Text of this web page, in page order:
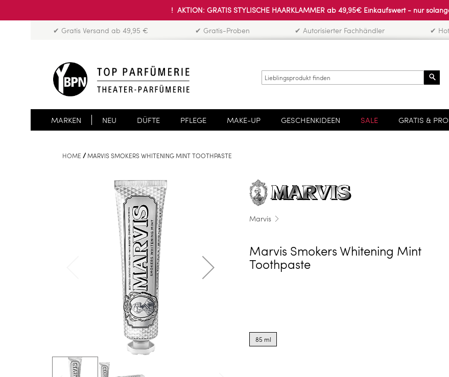
! AKTION: GRATIS STYLISCHE HAARKLAMMER ab 49,95€ Einkaufswert - nur
✔ Gratis Versand ab 49,95 € ✔ Gratis-Proben ✔ Autorisierter Fachhändler ✔
MARKEN NEU DÜFTE PFLEGE MAKE-UP GESCHENKIDEEN SALE GRATIS &
HOME MARVIS SMOKERS WHITENING MINT TOOTHPASTE
Marvis
Marvis Smokers Whitening Mint
Toothpaste
options
for85 ml